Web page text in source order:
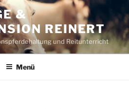
&
REINERT
und Reitunterricht
Menü